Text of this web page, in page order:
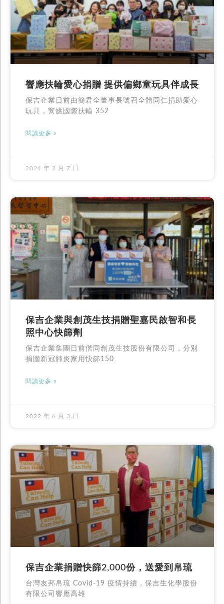
響應扶輪愛心捐贈 提供偏鄉童玩具伴成長
保吉企業日前由簡君全董事長號召全體同仁捐助愛心
玩具，響應國際扶輪 352
閱讀更多 »
2024 年 2 月 7 日
保吉企業與創茂生技捐贈聖嘉民啟智和長
照中心快篩劑
保吉企業集團日前偕同創茂生技股份有限公司，分別
捐贈新冠肺炎家用快篩150
閱讀更多 »
2022 年 6 月 3 日
保吉企業捐贈快篩2,000份，送愛到帛琉
台灣友邦帛琉 Covid-19 疫情持續，保吉生化學股份
有限公司響應高雄